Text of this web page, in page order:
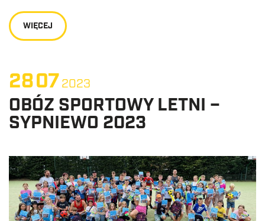
WIĘCEJ
28072023
OBÓZ SPORTOWY LETNI –
SYPNIEWO 2023